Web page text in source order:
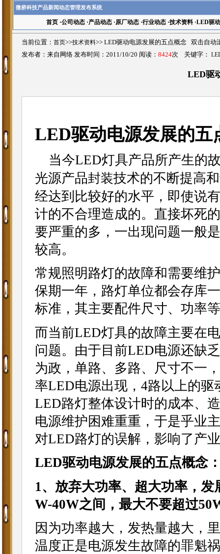
微桥科技产品新闻动态管理发布系统
首页·公司动态·产品动态·原厂动态·行业动态·技术资料·LED驱动
当前位置： 首页>>技术资料>> LED驱动电源发展的五点概念 双击自动
发布者：来自网络 发布时间：2011/10/20 阅读： 8424次 关键字：
LED驱
LED驱动电源发展的五
当今LED灯具产品所产生的
光源产品封装技术的不断提高
经达到比较好的水平，即使说
计的不合理造成的。直接坏死
要严重的多，一出现问题一般
较高。
常规照明路灯的故障和需要维
保期一年，路灯单位都会存库
标准，其主要配件尺寸、功率
而当前LED灯具的故障主要在
问题。由于目前LED电源还缺
为政，单路、多路、尺寸不一
率LED电源出现，4路以上的
LED路灯整体设计时的成本、
电源维护困难重重，于是乎业
对LED路灯的误解，影响了产
LED驱动电源发展的五点概念
1、放弃大功率、超大功率，
W-40W之间，最大不要超过
因为功率越大，发热量越大，
温度正是电源发生故障的罪魁